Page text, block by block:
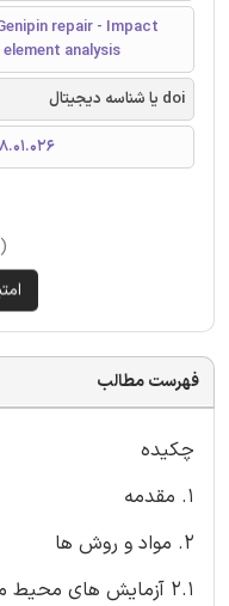
repair - Impact
analysis
doi یا شناسه دیجیتال
فهرست مطالب
چکیده
1. مقدمه
2. مواد و روش ها
2.1 آزمایش های محیط مصنوعی